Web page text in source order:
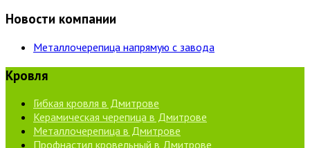
Новости компании
Металлочерепица напрямую с завода
Кровля
Гибкая кровля в Дмитрове
Керамическая черепица в Дмитрове
Металлочерепица в Дмитрове
Профнастил кровельный в Дмитрове